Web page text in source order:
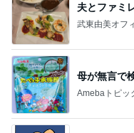
夫とファミ
武東由美オフ
母が無言で
Amebaトピッ